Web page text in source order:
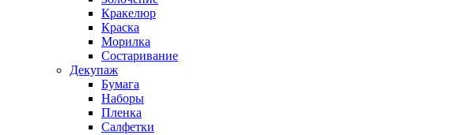
Кракелюр
Краска
Морилка
Состаривание
Декупаж
Бумага
Наборы
Пленка
Салфетки